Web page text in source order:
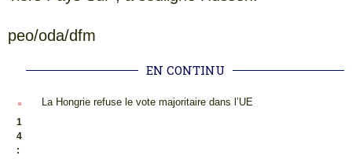
peo/oda/dfm
EN CONTINU
.
1
4
:
La Hongrie refuse le vote majoritaire dans l’UE